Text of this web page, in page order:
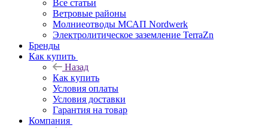
Все статьи
Ветровые районы
Молниеотводы МСАП Nordwerk
Электролитическое заземление TerraZn
Бренды
Как купить
Назад
Как купить
Условия оплаты
Условия доставки
Гарантия на товар
Компания